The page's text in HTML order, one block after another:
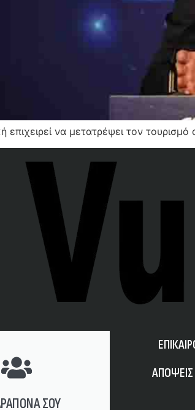
επιχειρεί να μετατρέψει τον
ΣΟΥ
ΑΠΟΨΕΙΣ